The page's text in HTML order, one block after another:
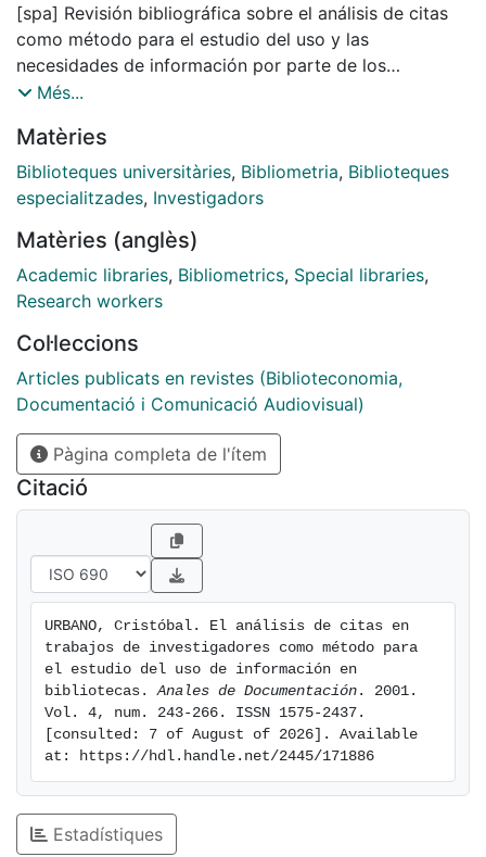
[spa] Revisión bibliográfica sobre el análisis de citas
como método para el estudio del uso y las
necesidades de información por parte de los
investigadores como usuarios de bibliotecas. Una vez
publicaciones de los usuarios potenciales de una
biblioteca con los estudios de análisis de citas
basados en la bibliografía circulante a nivel
fuentes a partir de las cuales se pueden extraer y
estudiar las referencias bibliográficas citadas por los
autores estudiados a nivel local. Como un método
información, el análisis de citas es un método eficiente
que no interfiere el comportamiento del colectivo
estudiado, y que permite obtener un nivel de detalle
en la información obtenida difícilmente comparable
con el que se consigue por otros métodos.
[eng]Bibliographic review about citation analysis of
research publications as a method for study
information needs and use by research users of
libraries. Once compared the local citation analysis
studies from the works of potential users of a library
the international or national data bases, the review
takes account of the different document sources for
the local citation analysis studies. As an indirect
method for user and information use studies is an
efficient unobtrusive method, that allow to collect
information at a level of detail not available through
other methods.
Més...
Matèries
Biblioteques universitàries, Bibliometria, Biblioteques
especialitzades, Investigadors
Matèries (anglès)
Academic libraries, Bibliometrics, Special libraries,
Research workers
Col·leccions
Articles publicats en revistes (Biblioteconomia,
Documentació i Comunicació Audiovisual)
Pàgina completa de l'ítem
Citació
URBANO, Cristóbal. El análisis de citas en
trabajos de investigadores como método para
el estudio del uso de información en
bibliotecas. Anales de Documentación . 2001.
Vol. 4, num. 243-266. ISSN 1575-2437.
[consulted: 7 of August of 2026]. Available
at: https://hdl.handle.net/2445/171886
Estadístiques